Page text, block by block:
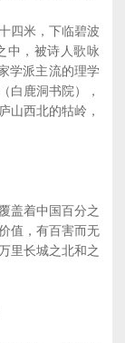
四米，下临碧波
中，被诗人歌咏
学派主流的理学
白鹿洞书院），
山西北的牯岭，
盖着中国百分之
值，有百害而无
里长城之北和之